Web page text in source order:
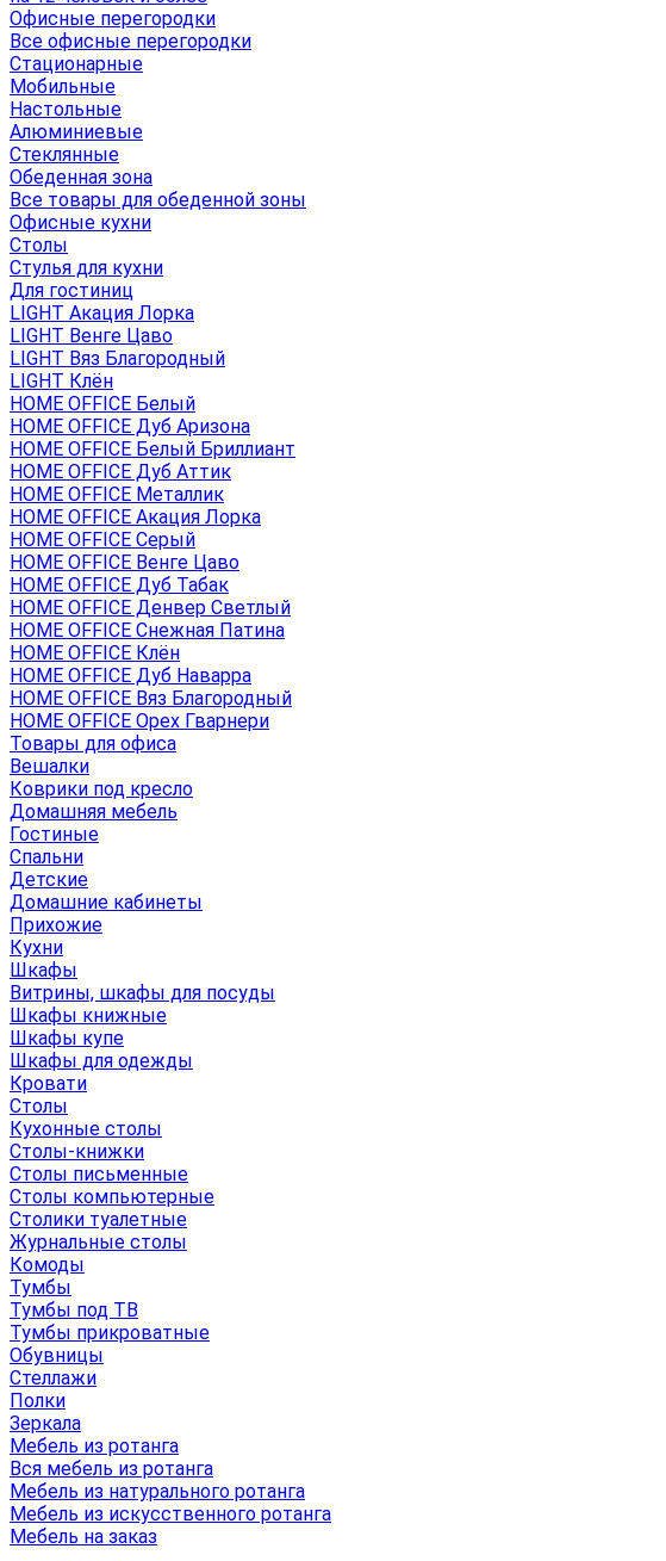
Офисные перегородки
Все офисные перегородки
Стационарные
Мобильные
Настольные
Алюминиевые
Стеклянные
Обеденная зона
Все товары для обеденной зоны
Офисные кухни
Столы
Стулья для кухни
Для гостиниц
LIGHT Акация Лорка
LIGHT Венге Цаво
LIGHT Вяз Благородный
LIGHT Клён
HOME OFFICE Белый
HOME OFFICE Дуб Аризона
HOME OFFICE Белый Бриллиант
HOME OFFICE Дуб Аттик
HOME OFFICE Металлик
HOME OFFICE Акация Лорка
HOME OFFICE Серый
HOME OFFICE Венге Цаво
HOME OFFICE Дуб Табак
HOME OFFICE Денвер Светлый
HOME OFFICE Снежная Патина
HOME OFFICE Клён
HOME OFFICE Дуб Наварра
HOME OFFICE Вяз Благородный
HOME OFFICE Орех Гварнери
Товары для офиса
Вешалки
Коврики под кресло
Домашняя мебель
Гостиные
Спальни
Детские
Домашние кабинеты
Прихожие
Кухни
Шкафы
Витрины, шкафы для посуды
Шкафы книжные
Шкафы купе
Шкафы для одежды
Кровати
Столы
Кухонные столы
Столы-книжки
Столы письменные
Столы компьютерные
Столики туалетные
Журнальные столы
Комоды
Тумбы
Тумбы под ТВ
Тумбы прикроватные
Обувницы
Стеллажи
Полки
Зеркала
Мебель из ротанга
Вся мебель из ротанга
Мебель из натурального ротанга
Мебель из искусственного ротанга
Мебель на заказ